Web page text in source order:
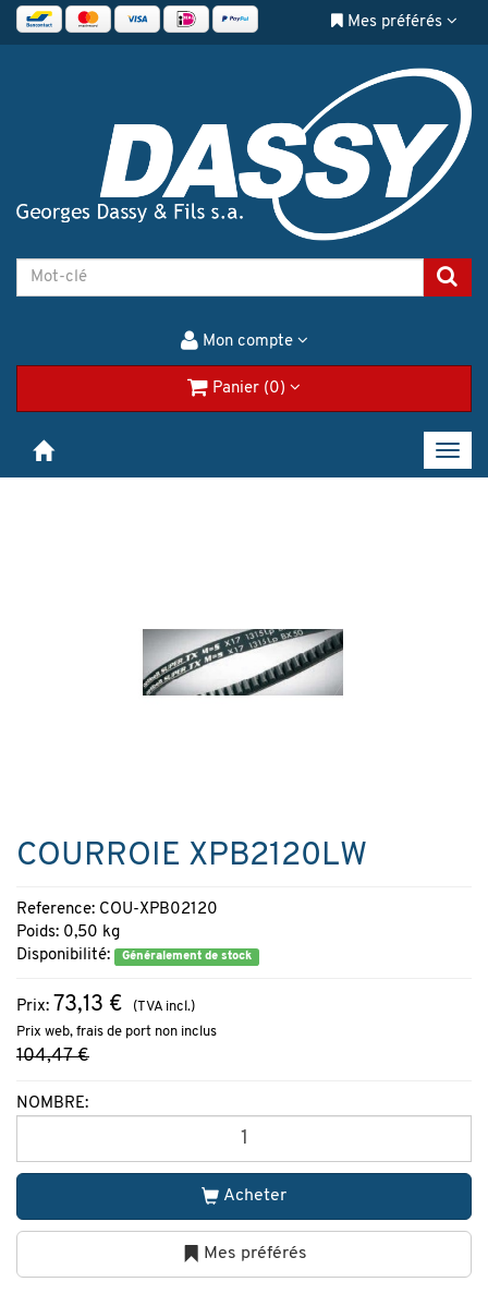
Mes préférés
Mon compte
Panier (0)
COURROIE XPB2120LW
Reference: COU-XPB02120
Poids: 0,50 kg
Disponibilité:
Généralement de stock
Prix: 73,13 €
(TVA incl.)
Prix web, frais de port non inclus
104,47 €
NOMBRE:
Acheter
Mes préférés